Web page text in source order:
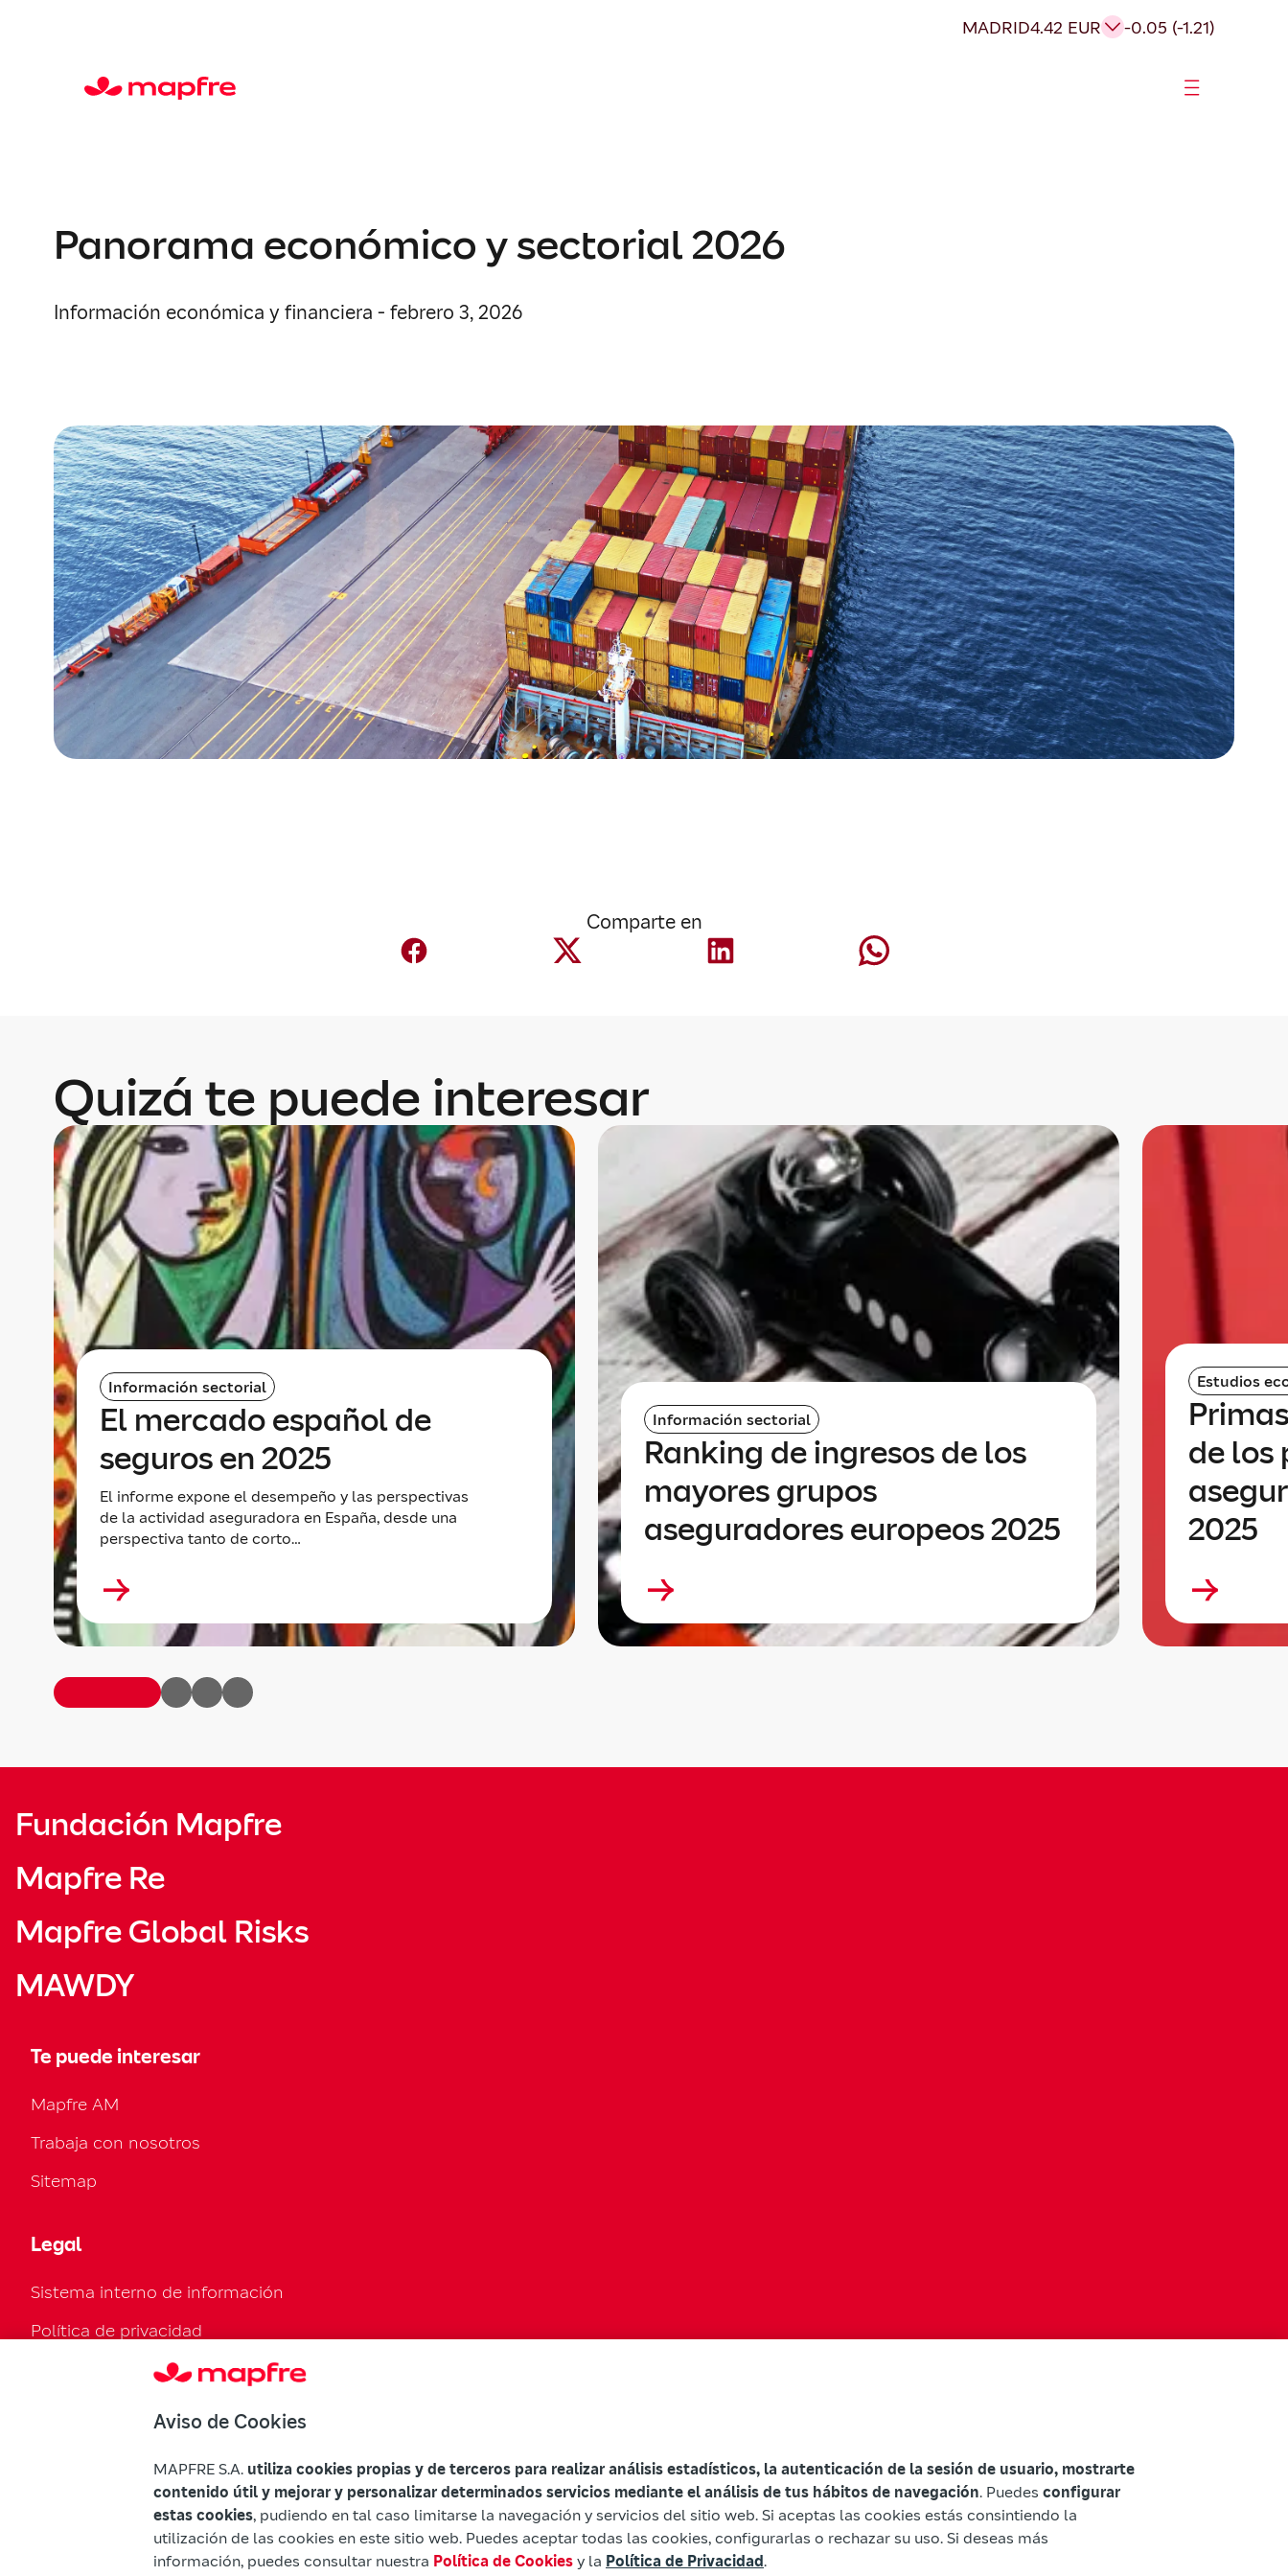
MADRID4.42 EUR -0.05 (-1.21)
Panorama económico y sectorial 2026
Información económica y financiera - febrero 3, 2026
Comparte en
Quizá te puede interesar
Información sectorial
El mercado español de
seguros en 2025
El informe expone el desempeño y las perspectivas
de la actividad aseguradora en España, desde una
perspectiva tanto de corto…
Información sectorial
Ranking de ingresos de los
mayores grupos
aseguradores europeos 2025
Estudios
de los
2025
Fundación Mapfre
Mapfre Re
Mapfre Global Risks
MAWDY
Te puede interesar
Mapfre AM
Trabaja con nosotros
Sitemap
Legal
Sistema interno de información
Política de privacidad
Política de cookies
Declaración de accesibilidad
Advertencias Mapfre
Aviso de Cookies
MAPFRE S.A. utiliza cookies propias y de terceros para realizar análisis estadísticos, la autenticación de la sesión de usuario, mostrarte
contenido útil y mejorar y personalizar determinados servicios mediante el análisis de tus hábitos de navegación. Puedes configurar
estas cookies, pudiendo en tal caso limitarse la navegación y servicios del sitio web. Si aceptas las cookies estás consintiendo la
utilización de las cookies en este sitio web. Puedes aceptar todas las cookies, configurarlas o rechazar su uso. Si deseas más
información, puedes consultar nuestra Política de Cookies y la Política de Privacidad.